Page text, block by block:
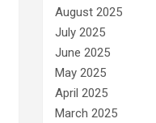
August 2025
July 2025
June 2025
May 2025
April 2025
March 2025